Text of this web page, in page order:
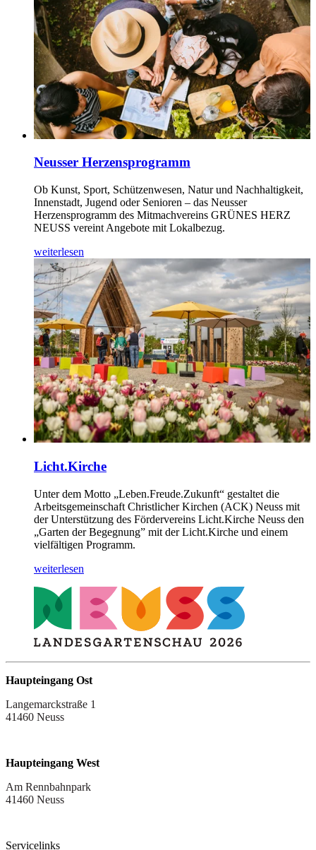
Neusser Herzensprogramm
Ob Kunst, Sport, Schützenwesen, Natur und Nachhaltigkeit,
Innenstadt, Jugend oder Senioren – das Neusser
Herzensprogramm des Mitmachvereins GRÜNES HERZ
NEUSS vereint Angebote mit Lokalbezug.
weiterlesen
Licht.Kirche
Unter dem Motto „Leben.Freude.Zukunft“ gestaltet die
Arbeitsgemeinschaft Christlicher Kirchen (ACK) Neuss mit
der Unterstützung des Fördervereins Licht.Kirche Neuss den
„Garten der Begegnung” mit der Licht.Kirche und einem
vielfältigen Programm.
weiterlesen
Haupteingang Ost
Langemarckstraße 1
41460 Neuss
Haupteingang West
Am Rennbahnpark
41460 Neuss
Servicelinks